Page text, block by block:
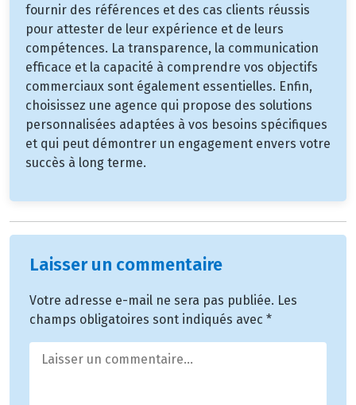
fournir des références et des cas clients réussis
pour attester de leur expérience et de leurs
compétences. La transparence, la communication
efficace et la capacité à comprendre vos objectifs
commerciaux sont également essentielles. Enfin,
choisissez une agence qui propose des solutions
personnalisées adaptées à vos besoins spécifiques
et qui peut démontrer un engagement envers votre
succès à long terme.
Laisser un commentaire
Votre adresse e-mail ne sera pas publiée. Les
champs obligatoires sont indiqués avec *